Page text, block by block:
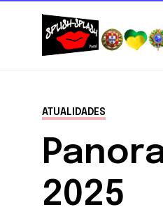
ATUALIDADES
2025